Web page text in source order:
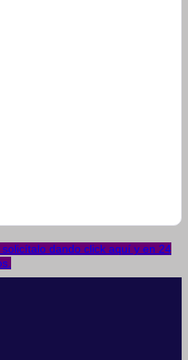
dando click aquí y en 24